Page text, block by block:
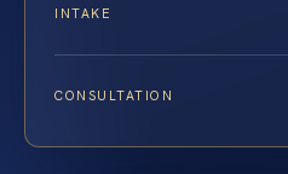
INTAKE
CONSULTATION